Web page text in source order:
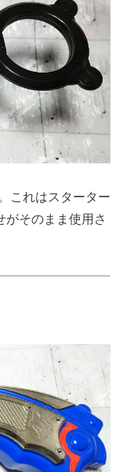
これはスターター
がそのまま使用さ